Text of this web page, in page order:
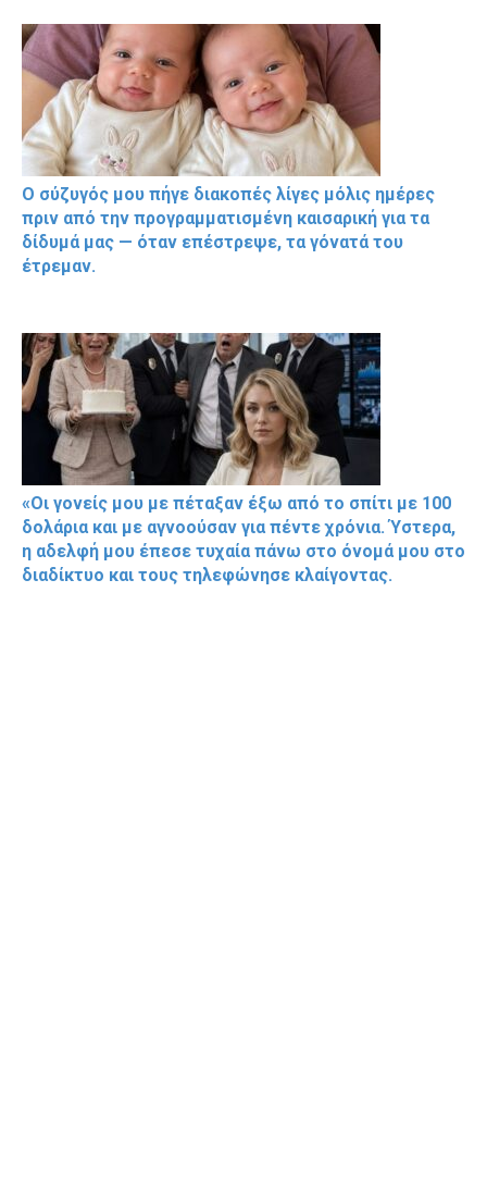
Ο σύζυγός μου πήγε διακοπές λίγες μόλις ημέρες
πριν από την προγραμματισμένη καισαρική για τα
δίδυμά μας — όταν επέστρεψε, τα γόνατά του
έτρεμαν.
«Οι γονείς μου με πέταξαν έξω από το σπίτι με 100
δολάρια και με αγνοούσαν για πέντε χρόνια. Ύστερα,
η αδελφή μου έπεσε τυχαία πάνω στο όνομά μου στο
διαδίκτυο και τους τηλεφώνησε κλαίγοντας.